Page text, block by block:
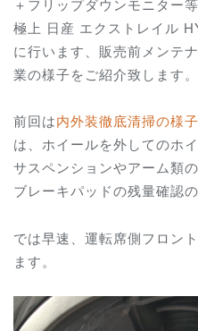
＋フリップダウンモニター
極上 日産 エクストレイル
に行います、販売前メンテ
業の様子をご紹介致します。
前回は内外装徹底清掃の様子
は、ホイールを外してのホ
サスペンションやアーム類
ブレーキパッドの残量確認
では早速、運転席側フロン
ます。